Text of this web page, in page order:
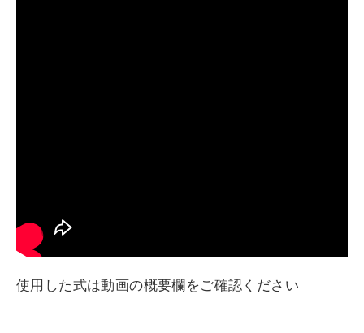
使用した式は動画の概要欄をご確認ください